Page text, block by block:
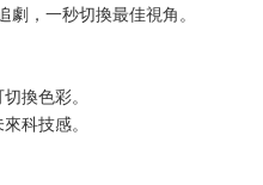
，一秒切換最佳視角。
換色彩。
科技感。